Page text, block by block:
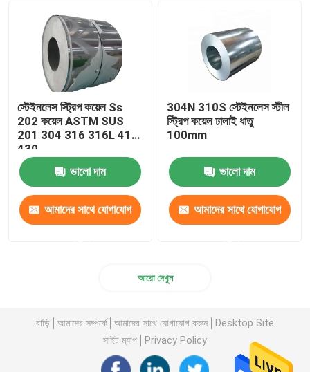
স্টেইনলেস স্ট্রিপ কয়েল Ss
202 কয়েল ASTM SUS
201 304 316 316L 410
430
ভালো দাম
আমাদের সাথে যোগাযোগ
304N 310S স্টেইনলেস স্টীল
স্ট্রিপ কয়েল ঢালাই ধাতু
100mm
ভালো দাম
আমাদের সাথে যোগাযোগ
আরো দেখুন
বাড়ি আমাদের সম্পর্কে আমাদের সাথে যোগাযোগ করুন
Desktop Site
সাইট ম্যাপ
Privacy Policy